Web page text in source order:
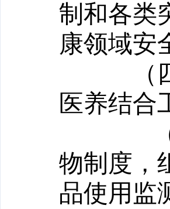
制和各类
康领域安
医养结合
物制度，
品使用监